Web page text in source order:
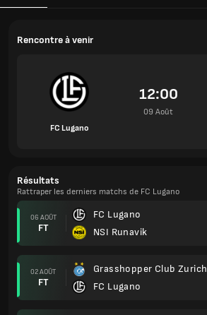
Rencontre à venir
FC Lugano
12:00
09 Août
Résultats
Rattraper les derniers matchs de FC Lugano
06 AOÛT
FT
FC Lugano
NSI Runavik
02 AOÛT
FT
Grasshopper Club Zurich
FC Lugano